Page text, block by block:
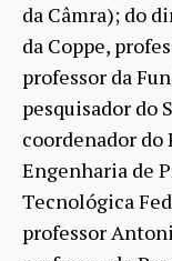
da Câmra); do
da Coppe,
professor da
pesquisador do
coordenador do
Engenharia de
Tecnológica
professor